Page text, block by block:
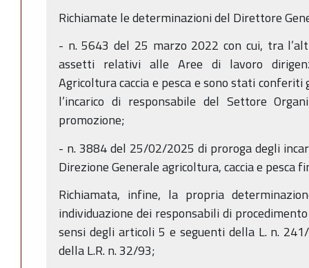
Richiamate le determinazioni del Direttore
- n. 5643 del 25 marzo 2022 con cui, tra
assetti relativi alle Aree di lavoro
Agricoltura caccia e pesca e sono stati
l’incarico di responsabile del Settore
promozione;
- n. 3884 del 25/02/2025 di proroga degli
Direzione Generale agricoltura, caccia e pesca
Richiamata, infine, la propria
individuazione dei responsabili di
sensi degli articoli 5 e seguenti della L. n.
della L.R. n. 32/93;